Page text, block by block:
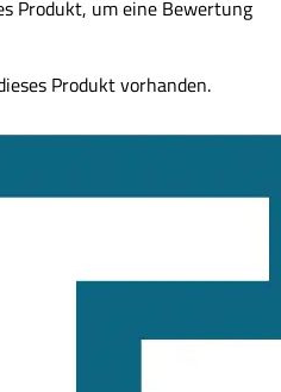
Produkt, um eine Bewertung
Produkt vorhanden.